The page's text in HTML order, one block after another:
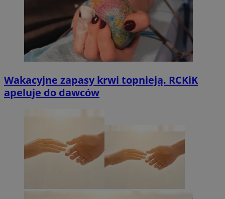
Wakacyjne zapasy krwi topnieją. RCKiK
apeluje do dawców